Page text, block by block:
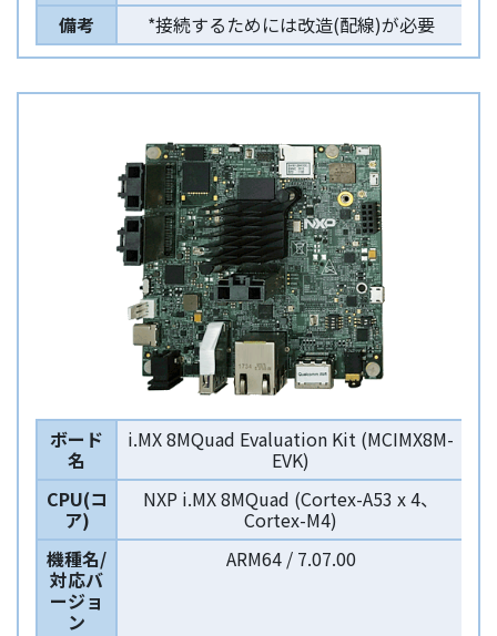
備考
*接続するためには改造(配線)が必要
ボード
名
i.MX 8MQuad Evaluation Kit (MCIMX8M-
EVK)
CPU(コ
ア)
NXP i.MX 8MQuad (Cortex-A53 x 4、
Cortex-M4)
機種名/
対応バ
ージョ
ン
ARM64 / 7.07.00